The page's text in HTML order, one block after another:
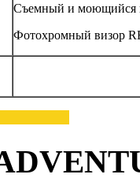
Съемный и моющийся
Фотохромный визор